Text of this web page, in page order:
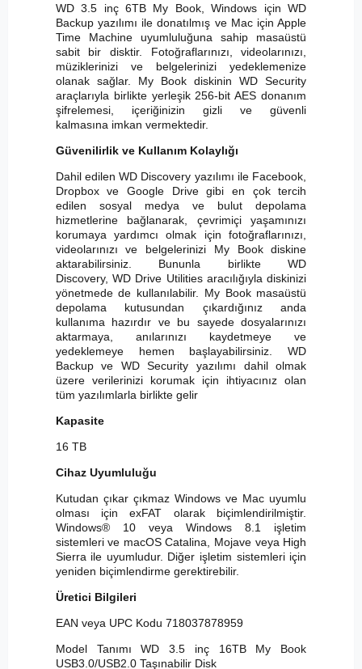
WD 3.5 inç 6TB My Book, Windows için WD
Backup yazılımı ile donatılmış ve Mac için Apple
Time Machine uyumluluğuna sahip masaüstü
sabit bir disktir. Fotoğraflarınızı, videolarınızı,
müziklerinizi ve belgelerinizi yedeklemenize
olanak sağlar. My Book diskinin WD Security
araçlarıyla birlikte yerleşik 256-bit AES donanım
şifrelemesi, içeriğinizin gizli ve güvenli
kalmasına imkan vermektedir.
Güvenilirlik ve Kullanım Kolaylığı
Dahil edilen WD Discovery yazılımı ile Facebook,
Dropbox ve Google Drive gibi en çok tercih
edilen sosyal medya ve bulut depolama
hizmetlerine bağlanarak, çevrimiçi yaşamınızı
korumaya yardımcı olmak için fotoğraflarınızı,
videolarınızı ve belgelerinizi My Book diskine
aktarabilirsiniz. Bununla birlikte WD
Discovery, WD Drive Utilities aracılığıyla diskinizi
yönetmede de kullanılabilir. My Book masaüstü
depolama kutusundan çıkardığınız anda
kullanıma hazırdır ve bu sayede dosyalarınızı
aktarmaya, anılarınızı kaydetmeye ve
yedeklemeye hemen başlayabilirsiniz. WD
Backup ve WD Security yazılımı dahil olmak
üzere verilerinizi korumak için ihtiyacınız olan
tüm yazılımlarla birlikte gelir
Kapasite
16 TB
Cihaz Uyumluluğu
Kutudan çıkar çıkmaz Windows ve Mac uyumlu
olması için exFAT olarak biçimlendirilmiştir.
Windows® 10 veya Windows 8.1 işletim
sistemleri ve macOS Catalina, Mojave veya High
Sierra ile uyumludur. Diğer işletim sistemleri için
yeniden biçimlendirme gerektirebilir.
Üretici Bilgileri
EAN veya UPC Kodu 718037878959
Model Tanımı WD 3.5 inç 16TB My Book
USB3.0/USB2.0 Taşınabilir Disk